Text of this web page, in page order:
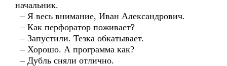
начальник.
– Я весь внимание, Иван Александрович.
– Как перфоратор поживает?
– Запустили. Тезка обкатывает.
– Хорошо. А программа как?
– Дубль сняли отлично.